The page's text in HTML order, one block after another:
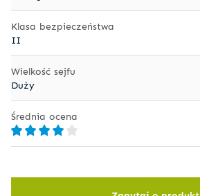
Klasa bezpieczeństwa
II
Wielkość sejfu
Duży
Średnia ocena